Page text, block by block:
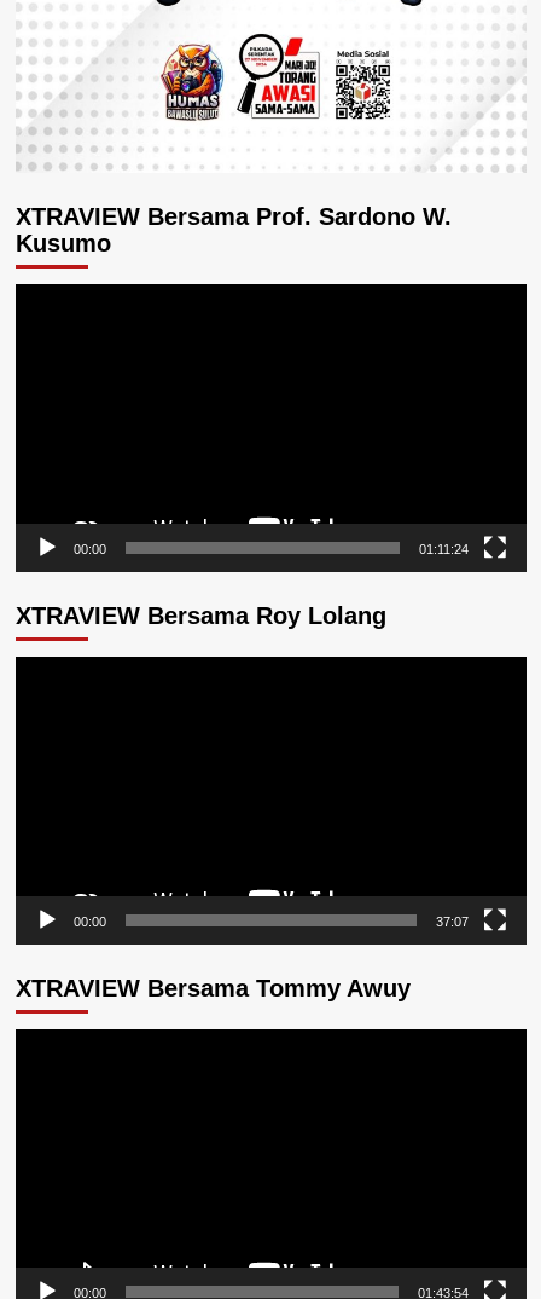
XTRAVIEW Bersama Prof. Sardono W.
Kusumo
00:00 01:11:24
XTRAVIEW Bersama Roy Lolang
00:00 37:07
XTRAVIEW Bersama Tommy Awuy
00:00 01:43:54